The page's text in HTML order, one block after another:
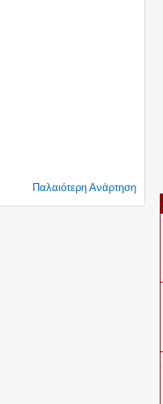
Παλαιότερη Ανάρτηση